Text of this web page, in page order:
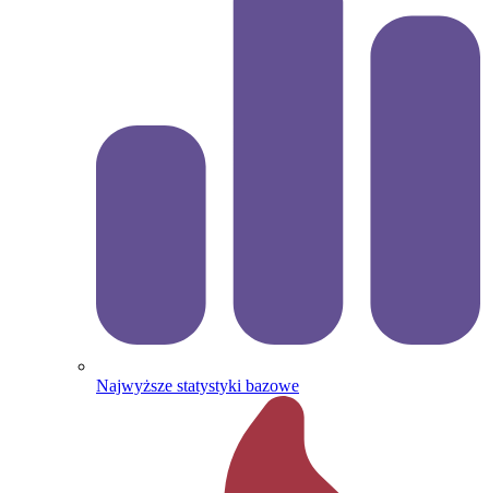
Najwyższe statystyki bazowe